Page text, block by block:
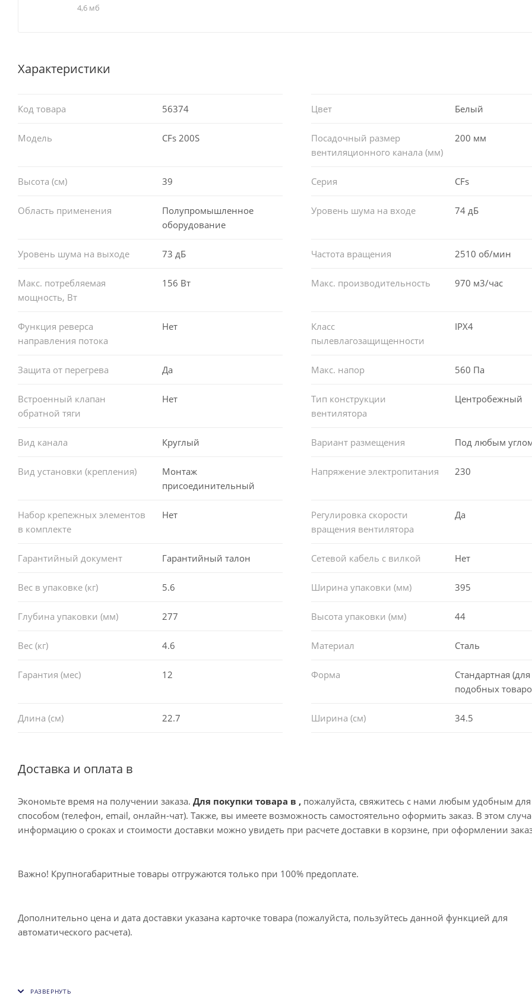
4,6 мб
Характеристики
Код товара 56374 Цвет Белый
Модель CFs 200S
Посадочный размер
вентиляционного канала (мм)
200 мм
Высота (см) 39 Серия CFs
Область применения
Полупромышленное
оборудование
Уровень шума на входе 74 дБ
Уровень шума на выходе 73 дБ Частота вращения 2510 об/мин
Макс. потребляемая
мощность, Вт
156 Вт Макс. производительность 970 м3/час
Функция реверса
направления потока
Нет
Класс
пылевлагозащищенности
IPX4
Защита от перегрева Да Макс. напор 560 Па
Встроенный клапан
обратной тяги
Нет
Тип конструкции
вентилятора
Центробежный
Вид канала Круглый Вариант размещения Под любым
Вид установки (крепления)
Монтаж
присоединительный
Напряжение электропитания 230
Набор крепежных элементов
в комплекте
Нет
Регулировка скорости
вращения вентилятора
Да
Гарантийный документ Гарантийный талон Сетевой кабель с вилкой Нет
Вес в упаковке (кг) 5.6 Ширина упаковки (мм) 395
Глубина упаковки (мм) 277 Высота упаковки (мм) 44
Вес (кг) 4.6 Материал Сталь
Гарантия (мес) 12 Форма
Стандартная (для
подобных
Длина (см) 22.7 Ширина (см) 34.5
Доставка и оплата в
Экономьте время на получении заказа. Для покупки товара в , пожалуйста, свяжитесь с нами любым удобным для
способом (телефон, email, онлайн-чат). Также, вы имеете возможность самостоятельно оформить заказ. В этом
информацию о сроках и стоимости доставки можно увидеть при расчете доставки в корзине, при оформлении
Важно! Крупногабаритные товары отгружаются только при 100% предоплате.
Дополнительно цена и дата доставки указана карточке товара (пожалуйста, пользуйтесь данной функцией для
автоматического расчета).